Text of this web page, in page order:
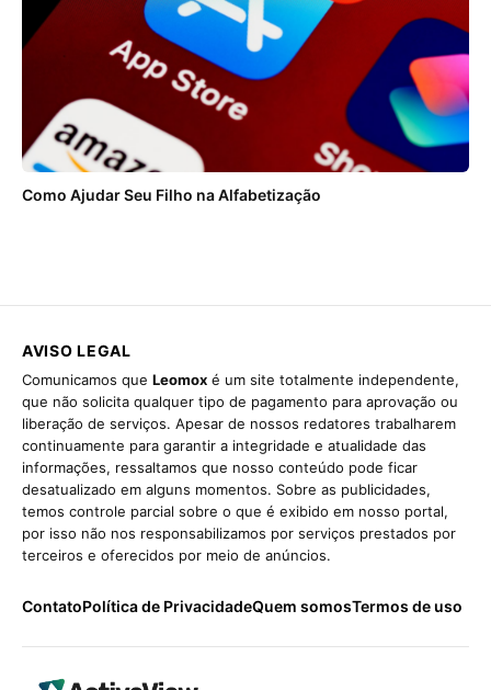
Como Ajudar Seu Filho na Alfabetização
AVISO LEGAL
Comunicamos que Leomox é um site totalmente independente,
que não solicita qualquer tipo de pagamento para aprovação ou
liberação de serviços. Apesar de nossos redatores trabalharem
continuamente para garantir a integridade e atualidade das
informações, ressaltamos que nosso conteúdo pode ficar
desatualizado em alguns momentos. Sobre as publicidades,
temos controle parcial sobre o que é exibido em nosso portal,
por isso não nos responsabilizamos por serviços prestados por
terceiros e oferecidos por meio de anúncios.
ContatoPolítica de PrivacidadeQuem somosTermos de uso